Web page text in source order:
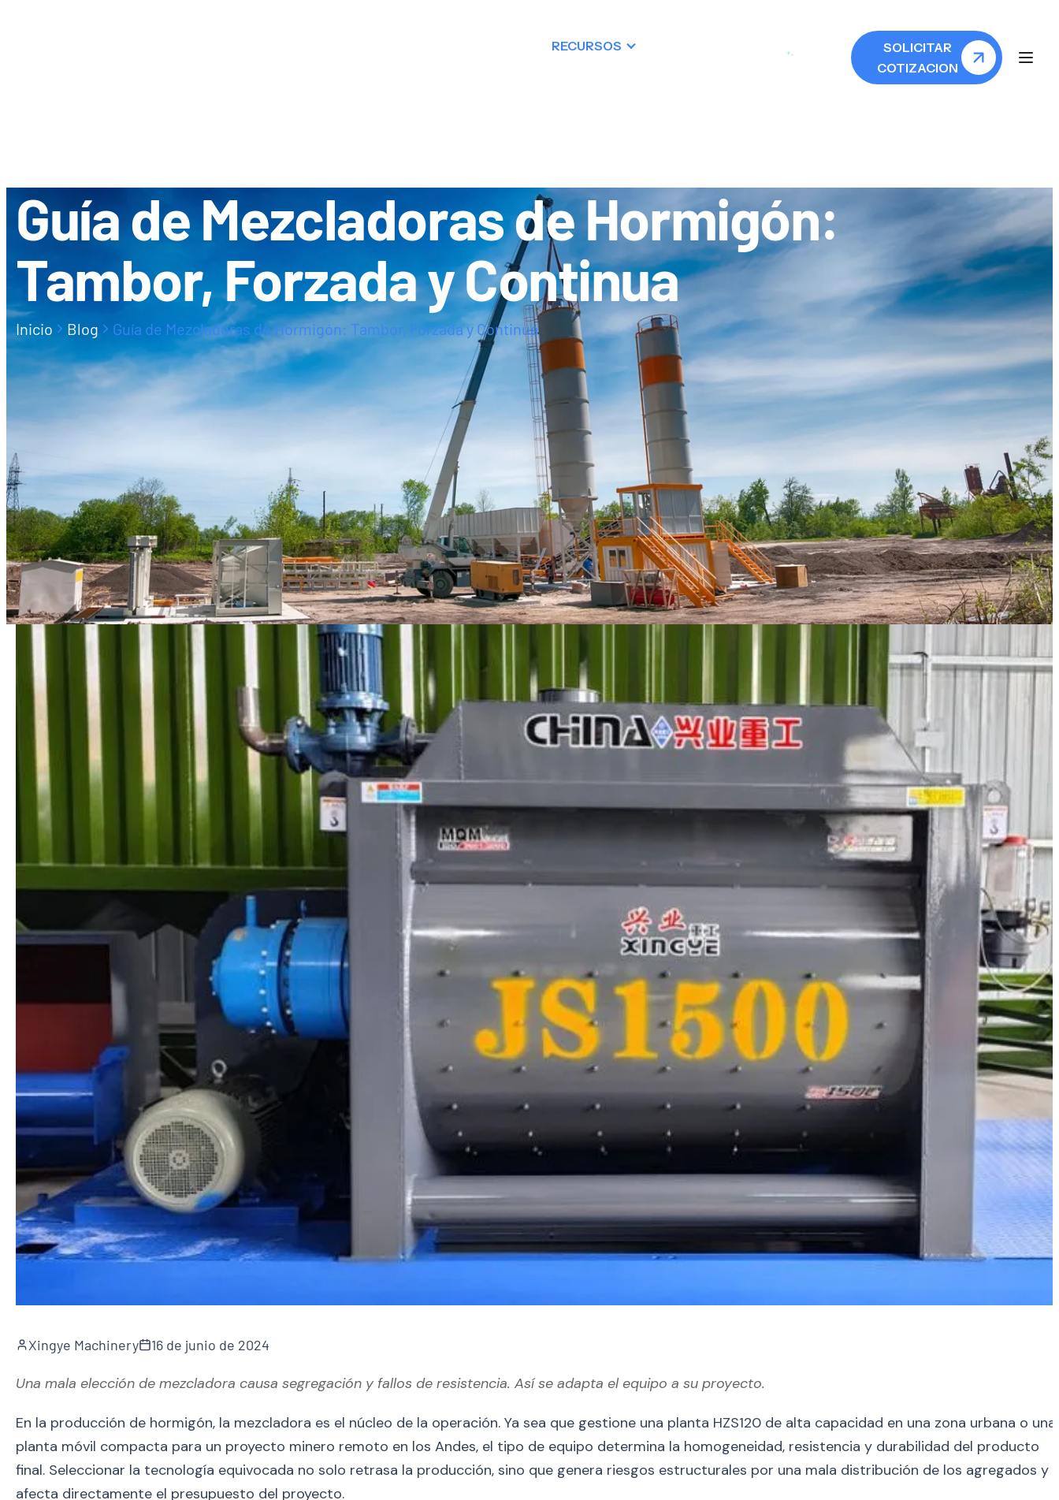
RECURSOS
SOLICITAR
COTIZACION
Guía de Mezcladoras de Hormigón:
Tambor, Forzada y Continua
Inicio Blog Guía de Mezcladoras de Hormigón: Tambor, Forzada y Continua
Xingye Machinery 16 de junio de 2024
Una mala elección de mezcladora causa segregación y fallos de resistencia. Así se adapta el equipo a su proyecto.
En la producción de hormigón, la mezcladora es el núcleo de la operación. Ya sea que gestione una planta HZS120 de alta capacidad en una zona urbana o una
planta móvil compacta para un proyecto minero remoto en los Andes, el tipo de equipo determina la homogeneidad, resistencia y durabilidad del producto
final. Seleccionar la tecnología equivocada no solo retrasa la producción, sino que genera riesgos estructurales por una mala distribución de los agregados y
afecta directamente el presupuesto del proyecto.